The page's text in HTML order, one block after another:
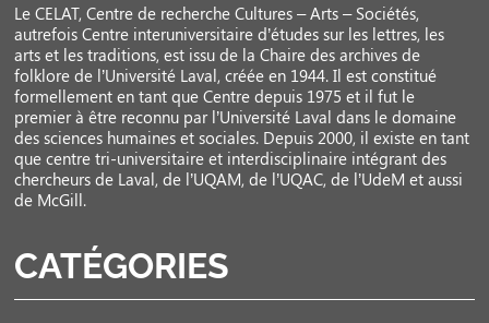
Le CELAT, Centre de recherche Cultures – Arts – Sociétés,
autrefois Centre interuniversitaire d’études sur les lettres, les
arts et les traditions, est issu de la Chaire des archives de
folklore de l’Université Laval, créée en 1944. Il est constitué
formellement en tant que Centre depuis 1975 et il fut le
premier à être reconnu par l’Université Laval dans le domaine
des sciences humaines et sociales. Depuis 2000, il existe en tant
que centre tri-universitaire et interdisciplinaire intégrant des
chercheurs de Laval, de l’UQAM, de l’UQAC, de l’UdeM et aussi
de McGill.
CATÉGORIES